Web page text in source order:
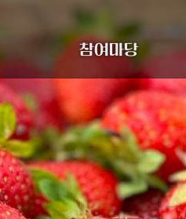
참여마당